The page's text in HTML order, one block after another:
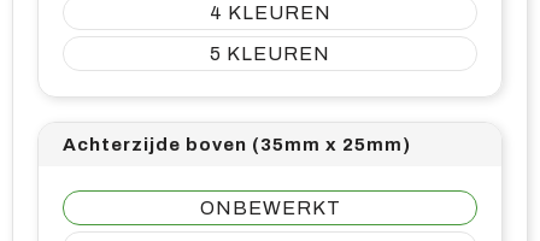
4
5
Achterzijde boven (35mm x 25mm)
ONBEWERKT